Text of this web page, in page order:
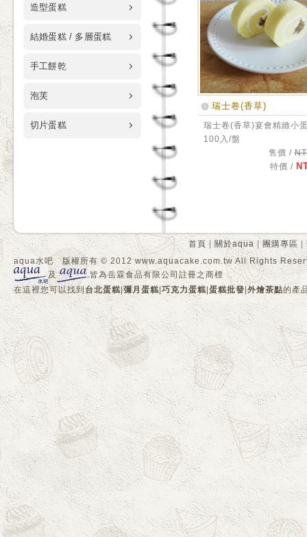
造型蛋糕
結婚蛋糕 / 多層蛋糕
手工餅乾
泡芙
切片蛋糕
瑞士卷(香草)
瑞士卷(香草)宴會精緻小
100入/盤
售價 /
特價 /
首頁| 關於aqua| 團購專區 |
aqua水吧 版權所有 © 2012 www.aquacake.com.tw All Rights
及
皆為岳霖食品有限公司註冊之商標
在這裡您可以找到 台北蛋糕| 彌月蛋糕 巧克力蛋糕 蛋糕批發 外燴茶點的產